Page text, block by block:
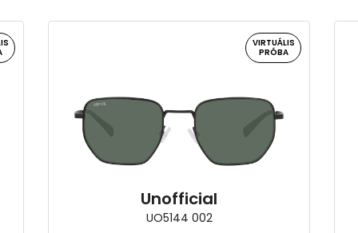
VIRTUÁLIS
PRÓBA
Unofficial
UO5144 002